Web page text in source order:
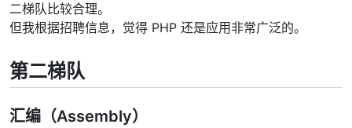
二梯队比较合理。
但我根据招聘信息，觉得 PHP 还是应用非常广泛的。
第二梯队
汇编（Assembly）